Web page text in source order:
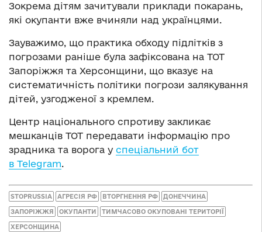
Зокрема дітям зачитували приклади покарань,
які окупанти вже вчиняли над українцями.
Зауважимо, що практика обходу підлітків з
погрозами раніше була зафіксована на ТОТ
Запоріжжя та Херсонщини, що вказує на
систематичність політики погрози залякування
дітей, узгодженої з кремлем.
Центр національного спротиву закликає
мешканців ТОТ передавати інформацію про
зрадника та ворога у спеціальний бот
в Telegram.
STOPRUSSIA АГРЕСІЯ РФ ВТОРГНЕННЯ РФ ДОНЕЧЧИНА
ЗАПОРІЖЖЯ ОКУПАНТИ ТИМЧАСОВО ОКУПОВАНІ ТЕРИТОРІЇ
ХЕРСОНЩИНА